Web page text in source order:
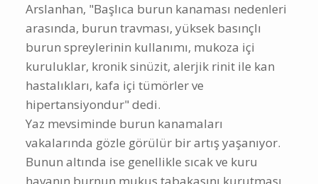
Arslanhan, "Başlıca burun kanaması nedenleri
arasında, burun travması, yüksek basınçlı
burun spreylerinin kullanımı, mukoza içi
kuruluklar, kronik sinüzit, alerjik rinit ile kan
hastalıkları, kafa içi tümörler ve
hipertansiyondur" dedi.
Yaz mevsiminde burun kanamaları
vakalarında gözle görülür bir artış yaşanıyor.
Bunun altında ise genellikle sıcak ve kuru